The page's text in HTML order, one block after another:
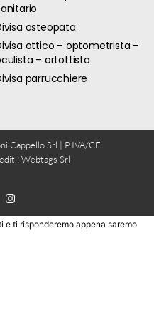
osteopata
ottico – optometrista –
– ortottista
parrucchiere
Cappello Srl | P.IVA/CF.
Webtags Srl
ti risponderemo appena saremo